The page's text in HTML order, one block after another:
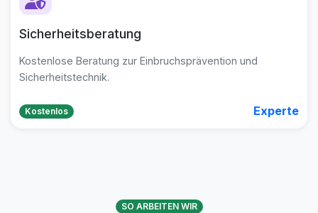
Sicherheitsberatung
Kostenlose Beratung zur Einbruchsprävention und
Sicherheitstechnik.
Kostenlos Experte
SO ARBEITEN WIR